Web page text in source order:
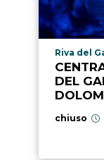
Località
Riva del
DEL
chiuso